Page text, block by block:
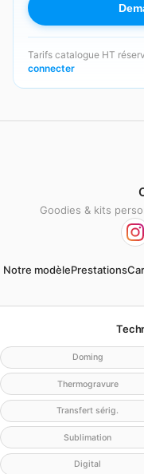
Tarifs catalogue HT
connecter
Goodies & kits
Notre modèlePrestations
Doming
Thermogravure
Transfert sérig.
Sublimation
Digital